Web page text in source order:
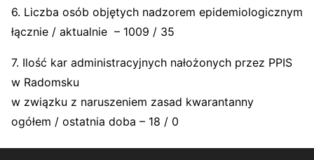
6. Liczba osób objętych nadzorem epidemiologicznym
łącznie / aktualnie – 1009 / 35
7. Ilość kar administracyjnych nałożonych przez PPIS
w Radomsku
w związku z naruszeniem zasad kwarantanny
ogółem / ostatnia doba – 18 / 0